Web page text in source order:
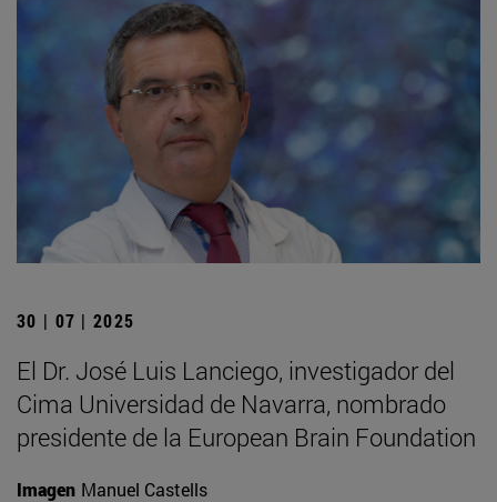
30 | 07 | 2025
El Dr. José Luis Lanciego, investigador del
Cima Universidad de Navarra, nombrado
presidente de la European Brain Foundation
Imagen Manuel Castells